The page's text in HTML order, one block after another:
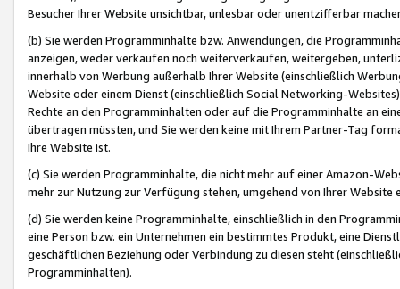
Besucher Ihrer Website unsichtbar, unlesbar oder unentzifferbar
(b) Sie werden Programminhalte bzw. Anwendungen, die
anzeigen, weder verkaufen noch weiterverkaufen, weitergeben,
innerhalb von Werbung außerhalb Ihrer Website (einschließlich
Website oder einem Dienst (einschließlich Social Networking-
Rechte an den Programminhalten oder auf die Programminhalte an
übertragen müssten, und Sie werden keine mit Ihrem Partner-Tag
Ihre Website ist.
(c) Sie werden Programminhalte, die nicht mehr auf einer Amazon-
mehr zur Nutzung zur Verfügung stehen, umgehend von Ihrer
(d) Sie werden keine Programminhalte, einschließlich in den
eine Person bzw. ein Unternehmen ein bestimmtes Produkt, eine
geschäftlichen Beziehung oder Verbindung zu diesen steht
Programminhalten).